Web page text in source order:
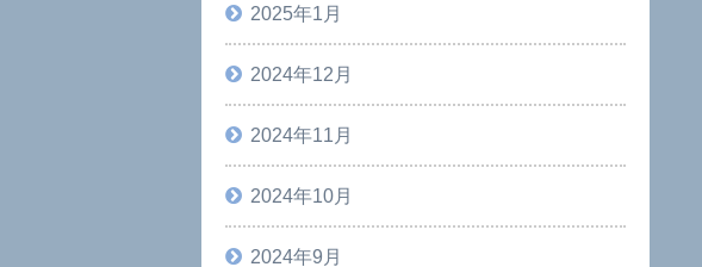
2025年1月
2024年12月
2024年11月
2024年10月
2024年9月